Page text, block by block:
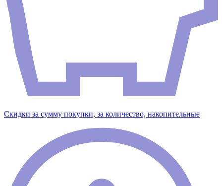
Скидки за сумму покупки, за количество, накопительные